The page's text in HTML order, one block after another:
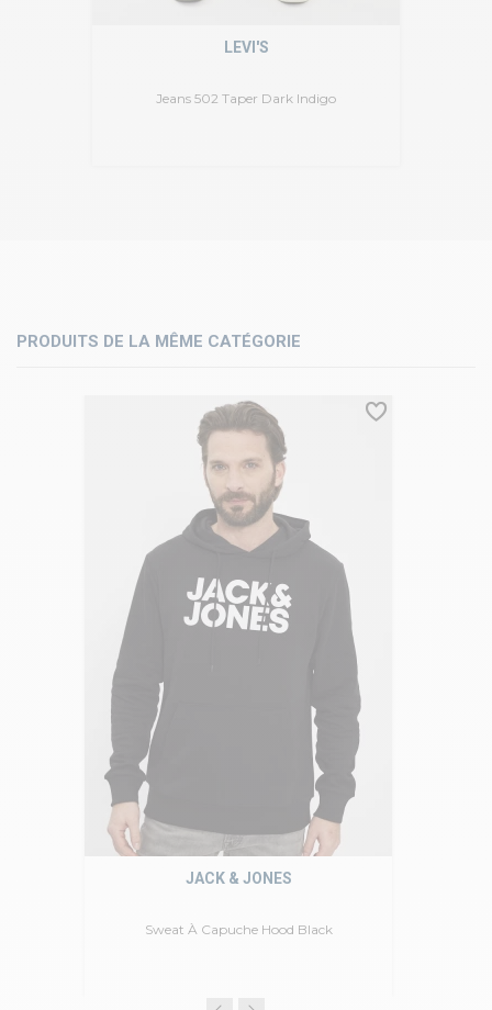
Jeans 502 Taper Dark Indigo
LEVI'S
PRODUITS DE LA MÊME CATÉGORIE
Sweat À Capuche Hood Black
JACK & JONES